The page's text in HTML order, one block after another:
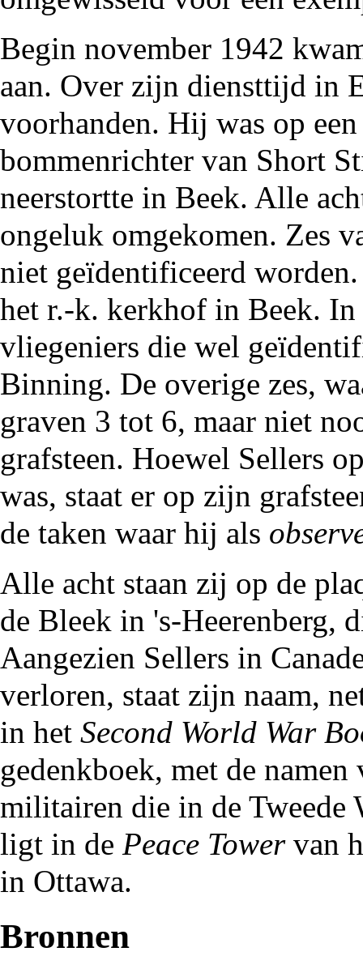
Begin november 1942
aan. Over zijn diensttijd in
voorhanden. Hij was op
bommenrichter van Short
neerstortte in Beek. Alle
ongeluk omgekomen. Zes
niet geïdentificeerd
het r.-k. kerkhof in Beek. In
vliegeniers die wel
Binning. De overige zes,
graven 3 tot 6, maar niet
grafsteen. Hoewel Sellers
was, staat er op zijn
de taken waar hij als
Alle acht staan zij op de
de Bleek in 's-Heerenberg,
Aangezien Sellers in
verloren, staat zijn naam,
in het Second World War
gedenkboek, met de namen
militairen die in de Tweede
ligt in de Peace Towervan
in Ottawa.
Bronnen